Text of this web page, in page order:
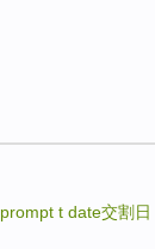
prompt t date交割日